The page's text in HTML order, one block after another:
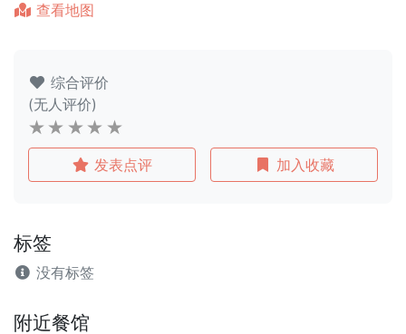
查看地图
综合评价
(无人评价)
发表点评 加入收藏
标签
没有标签
附近餐馆